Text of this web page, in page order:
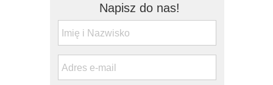
Napisz do nas!